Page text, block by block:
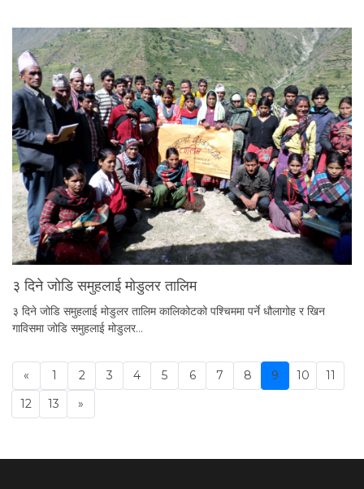
३ दिने जोडि समुहलाई मोडुलर तालिम
३ दिने जोडि समुहलाई मोडुलर तालिम कालिकोटको पश्चिममा पर्ने धौलागोह र खिन
गाविसमा जोडि समुहलाई मोडुलर…
«Previous
1 2 3 4 5 6 7 8 9 10
11
12
13 »